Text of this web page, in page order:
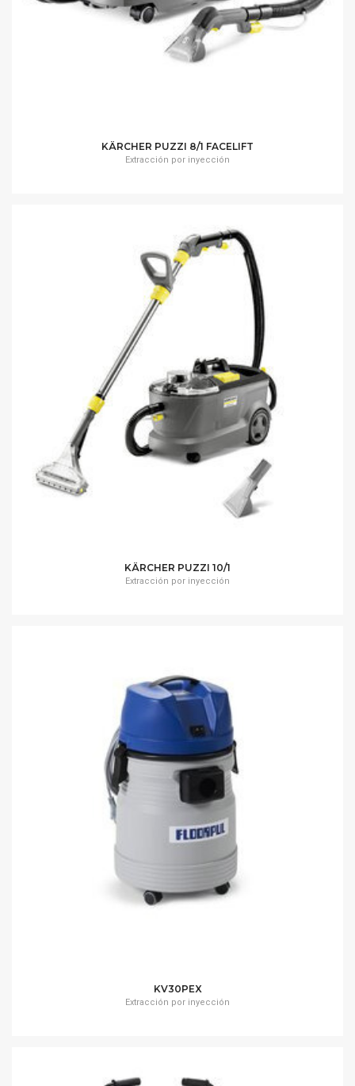
KÄRCHER PUZZI 8/1 FACELIFT
Extracción por inyección
KÄRCHER PUZZI 10/1
Extracción por inyección
KV30PEX
Extracción por inyección